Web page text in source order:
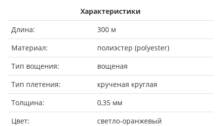
Характеристики
Длина:
300 м
Материал:
полиэстер (polyester)
Тип вощения:
вощеная
Тип плетения:
крученая круглая
Толщина:
0,35 мм
Цвет:
светло-оранжевый